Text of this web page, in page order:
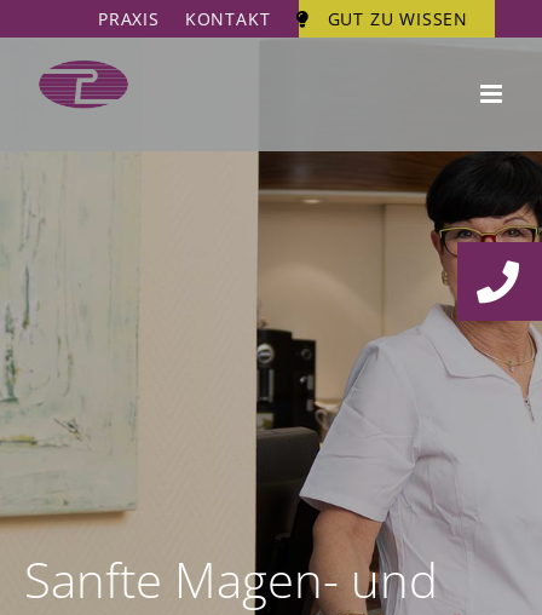
Inhalt
springen
PRAXIS KONTAKT GUT ZU WISSEN
Sanfte Magen- und